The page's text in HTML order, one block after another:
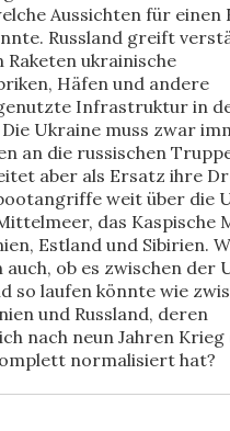
Aussichten für einen
Russland greift
Raketen ukrainische
Häfen und andere
Infrastruktur in
Ukraine muss zwar
an die russischen
aber als Ersatz ihre
weit über die
das Kaspische
Estland und Sibirien.
ob es zwischen der
so laufen könnte wie
und Russland, deren
nach neun Jahren Krieg
normalisiert hat?